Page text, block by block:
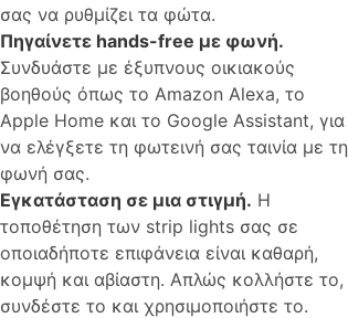
σας να ρυθμίζει τα φώτα.
Πηγαίνετε hands-free με φωνή.
Συνδυάστε με έξυπνους οικιακούς
βοηθούς όπως το Amazon Alexa, το
Apple Home και το Google Assistant, για
να ελέγξετε τη φωτεινή σας ταινία με τη
φωνή σας.
Εγκατάσταση σε μια στιγμή. Η
τοποθέτηση των strip lights σας σε
οποιαδήποτε επιφάνεια είναι καθαρή,
κομψή και αβίαστη. Απλώς κολλήστε το,
συνδέστε το και χρησιμοποιήστε το.